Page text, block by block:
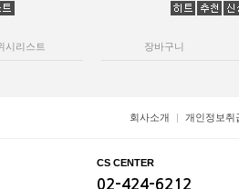
시리스트 장바구니
회사소개 개인정보취
CS CENTER
02-424-6212